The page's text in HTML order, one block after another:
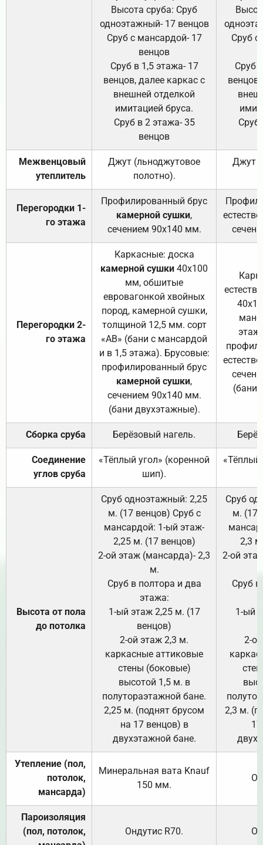
Высота сруба: Сруб
одноэтажный- 17 венцов
Сруб с мансардой- 17
венцов
Сруб в 1,5 этажа- 17
венцов, далее каркас с
внешней отделкой
имитацией бруса.
Сруб в 2 этажа- 35
венцов
Сруб с
Сруб
Сруб
Межвенцовый
утеплитель
Джут (льноджутовое
полотно).
Джут
Перегородки 1-
го этажа
Профилированный брус
камерной сушки,
сечением 90х140 мм.
Перегородки 2-
го этажа
Каркасные: доска
камерной сушки 40х100
мм, обшитые
евровагонкой хвойных
пород, камерной сушки,
толщиной 12,5 мм. сорт
«АВ» (бани с мансардой
и в 1,5 этажа). Брусовые:
профилированный брус
камерной сушки,
сечением 90х140 мм.
(бани двухэтажные).
(бани
Сборка сруба Берёзовый нагель.
Соединение
углов сруба
«Тёплый угол» (коренной
шип).
«Тёплый
Высота от пола
до потолка
Сруб одноэтажный: 2,25
м. (17 венцов) Сруб с
мансардой: 1-ый этаж-
2,25 м. (17 венцов)
2-ой этаж (мансарда)- 2,3
м.
Сруб в полтора и два
этажа:
1-ый этаж 2,25 м. (17
венцов)
2-ой этаж 2,3 м.
каркасные аттиковые
стены (боковые)
высотой 1,5 м. в
полутораэтажной бане.
2,25 м. (поднят брусом
на 17 венцов) в
двухэтажной бане.
Сруб
м. (17
2,3
2-ой
Сруб
1-ый
2-
2,3 м.
Утепление (пол,
потолок,
мансарда)
Минеральная вата Knauf
150 мм.
Пароизоляция
(пол, потолок,
Ондутис R70.